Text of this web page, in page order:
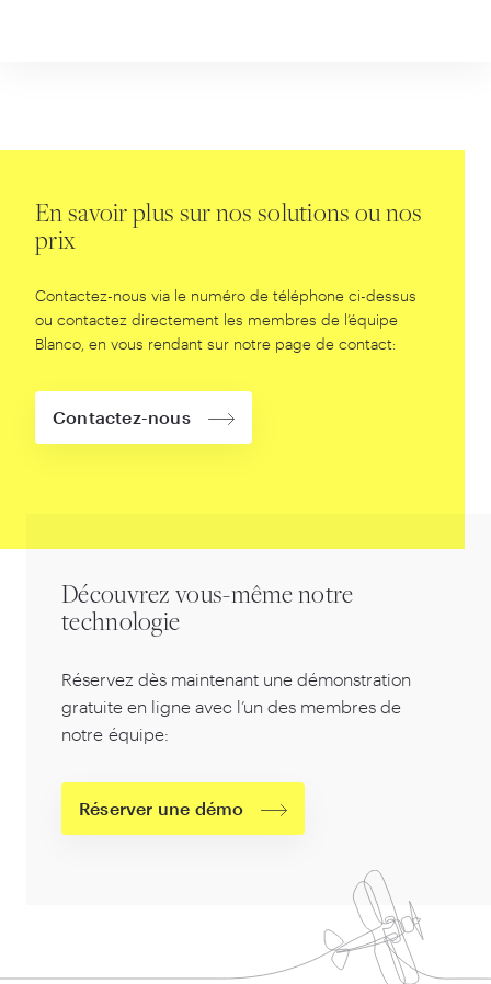
En savoir plus sur nos solutions ou nos
prix
Contactez-nous via le numéro de téléphone ci-dessus
ou contactez directement les membres de l’équipe
Blanco, en vous rendant sur notre page de contact:
Contactez-nous
Découvrez vous-même notre
technologie
Réservez dès maintenant une démonstration
gratuite en ligne avec l’un des membres de
notre équipe:
Réserver une démo